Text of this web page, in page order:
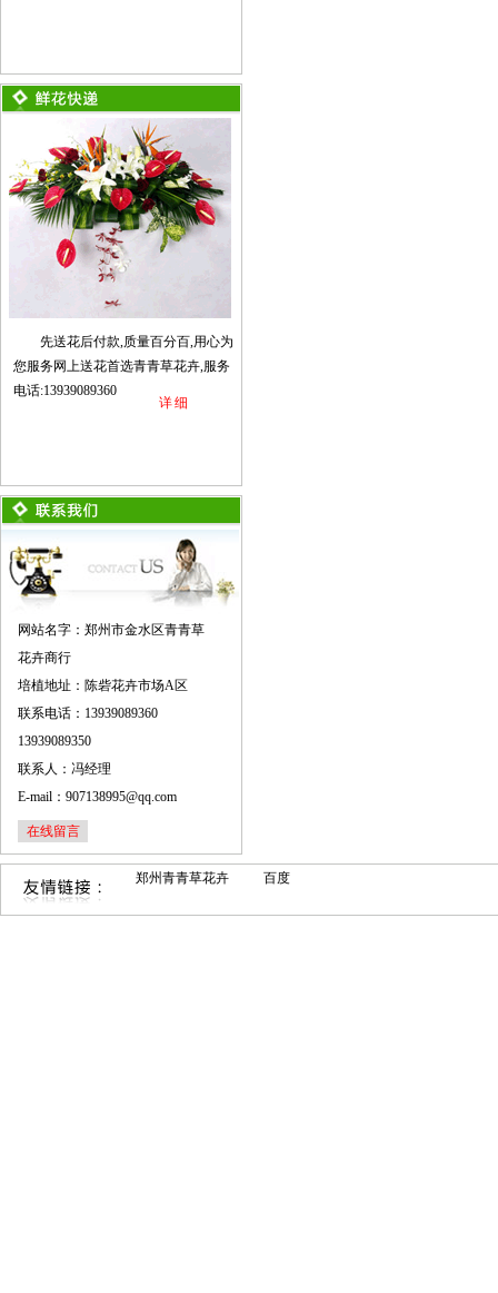
先送花后付款,质量百分百,用心为
您服务网上送花首选青青草花卉,服务
电话:13939089360
详细
网站名字：郑州市金水区青青草
花卉商行
培植地址：陈砦花卉市场A区
联系电话：13939089360
13939089350
联系人：冯经理
E-mail：907138995@qq.com
在线留言
郑州青青草花卉 百度